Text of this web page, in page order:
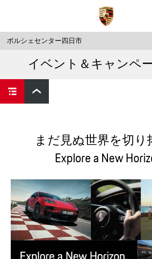
ポルシェセンター四日市
イベント＆キャンペ
まだ見ぬ世界を切り
Explore a New